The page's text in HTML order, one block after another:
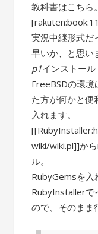
教科書はこちら。
実況中継形式だ
早いか、と思い
p1インストール
FreeBSDの環
た方が何かと便
入れます。
wiki/wiki.pl]]か
ル。
RubyGemsを入
RubyInstallerで
ので、そのまま